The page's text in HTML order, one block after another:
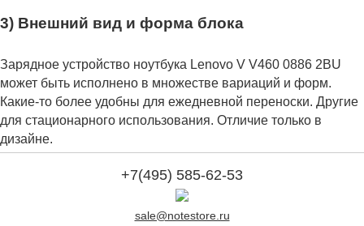
3) Внешний вид и форма блока
Зарядное устройство ноутбука Lenovo V V460 0886 2BU
может быть исполнено в множестве вариаций и форм.
Какие-то более удобны для ежедневной переноски. Другие
для стационарного использования. Отличие только в
дизайне.
+7(495) 585-62-53
sale@notestore.ru